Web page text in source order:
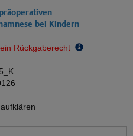
bei Kindern
Rückgaberecht